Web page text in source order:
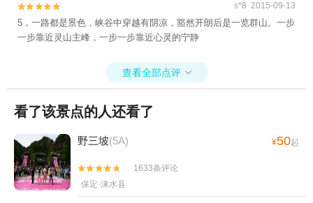

 s*8 2015-09-13
5，一路都是景色，峡谷中穿越有阴凉，豁然开朗后是一览群山。一步
一步靠近灵山主峰，一步一步靠近心灵的宁静
查看全部点评 
看了该景点的人还看了
野三坡(5A) ¥50起


1633条评论
保定·涞水县